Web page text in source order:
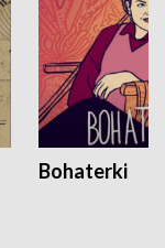
Bohaterki